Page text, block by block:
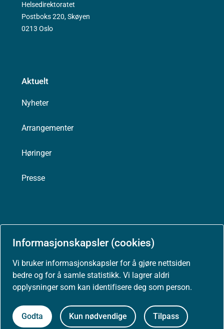
Informasjonskapsler (cookies)
Vi bruker informasjonskapsler for å gjøre nettsiden
bedre og for å samle statistikk. Vi lagrer aldri
opplysninger som kan identifisere deg som person.
Godta Kun nødvendige Tilpass
Helsedirektoratet
Postboks 220, Skøyen
0213 Oslo
Aktuelt
Nyheter
Arrangementer
Høringer
Presse
Tilgjengelighetserklæring (uustatus.no)
Besøksstatistikk og informasjonskapsler